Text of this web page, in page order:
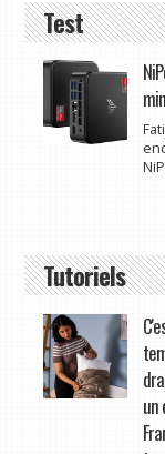
Test
Tutoriels
un